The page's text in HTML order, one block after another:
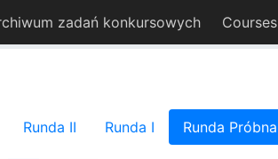
zadań konkursowych Courses
Runda II Runda I Runda Próbna